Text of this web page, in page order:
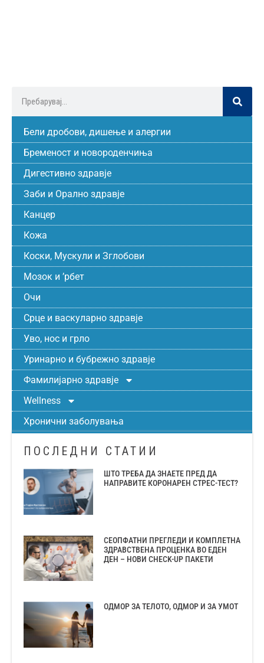
Бели дробови, дишење и алергии
Бременост и новороденчиња
Дигестивно здравје
Заби и Орално здравје
Канцер
Кожа
Коски, Мускули и Зглобови
Мозок и ’рбет
Очи
Срце и васкуларно здравје
Уво, нос и грло
Уринарно и бубрежно здравје
Фамилијарно здравје
Wellness
Хронични заболувања
ПОСЛЕДНИ СТАТИИ
ШТО ТРЕБА ДА ЗНАЕТЕ ПРЕД ДА
НАПРАВИТЕ КОРОНАРЕН СТРЕС-ТЕСТ?
СЕОПФАТНИ ПРЕГЛЕДИ И КОМПЛЕТНА
ЗДРАВСТВЕНА ПРОЦЕНКА ВО ЕДЕН
ДЕН – НОВИ CHECK-UP ПАКЕТИ
ОДМОР ЗА ТЕЛОТО, ОДМОР И ЗА УМОТ